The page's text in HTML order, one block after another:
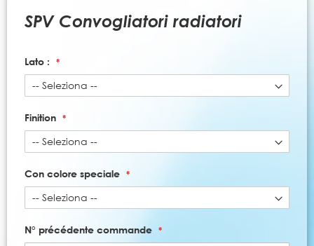
SPV Convogliatori radiatori
Lato :
Finition
Con colore speciale
N° précédente commande
della
galleria
immagini